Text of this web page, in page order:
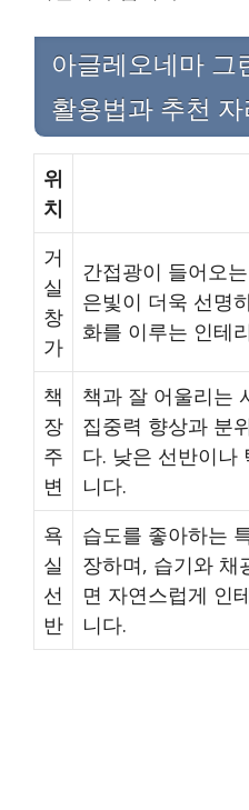
아글레오네마 그
활용법과 추천 자
위
치
거
실
창
가
간접광이 들어오
은빛이 더욱 선명
화를 이루는 인테
책
장
주
변
책과 잘 어울리는
집중력 향상과 분
다. 낮은 선반이나
니다.
욕
실
선
반
습도를 좋아하는
장하며, 습기와 채
면 자연스럽게 인
니다.